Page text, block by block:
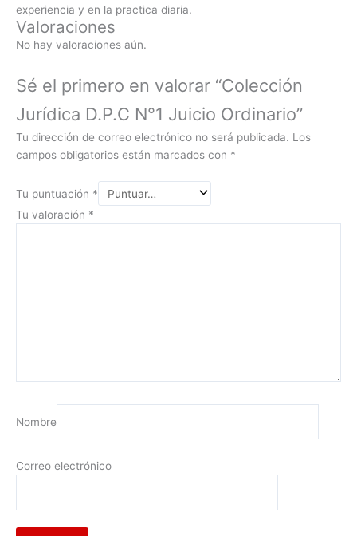
experiencia y en la practica diaria.
Valoraciones
No hay valoraciones aún.
Sé el primero en valorar “Colección
Jurídica D.P.C N°1 Juicio Ordinario”
Tu dirección de correo electrónico no será publicada. Los
campos obligatorios están marcados con *
Tu puntuación *
Tu valoración *
Nombre
Correo electrónico